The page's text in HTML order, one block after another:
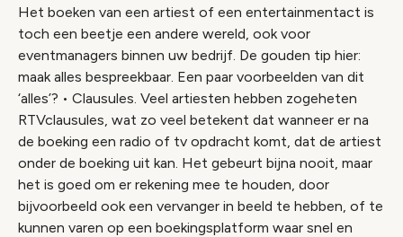
Het boeken van een artiest of een entertainmentact is
toch een beetje een andere wereld, ook voor
eventmanagers binnen uw bedrijf. De gouden tip hier:
maak alles bespreekbaar. Een paar voorbeelden van dit
‘alles’? • Clausules. Veel artiesten hebben zogeheten
RTVclausules, wat zo veel betekent dat wanneer er na
de boeking een radio of tv opdracht komt, dat de artiest
onder de boeking uit kan. Het gebeurt bijna nooit, maar
het is goed om er rekening mee te houden, door
bijvoorbeeld ook een vervanger in beeld te hebben, of te
kunnen varen op een boekingsplatform waar snel en